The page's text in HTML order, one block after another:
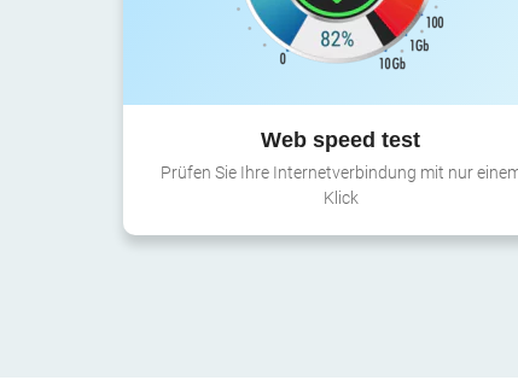
Web speed test
Prüfen Sie Ihre Internetverbindung mit nur
Klick